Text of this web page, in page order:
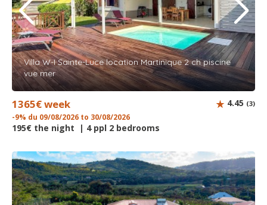
Villa W-I Sainte-Luce location Martinique 2 ch piscine
vue mer
1365€ week
-9% du 09/08/2026 to 30/08/2026
195€ the night | 4 ppl 2 bedrooms
4.45 (3)